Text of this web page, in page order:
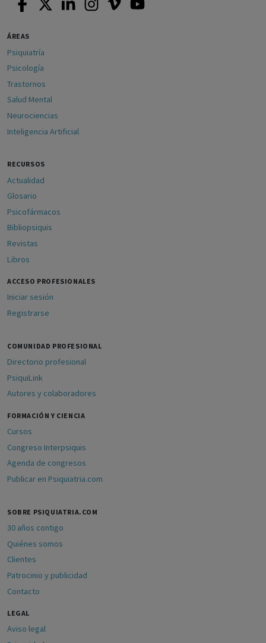
ÁREAS
Psiquiatría
Psicología
Trastornos
Salud Mental
Neurociencias
Inteligencia Artificial
RECURSOS
Actualidad
Glosario
Psicofármacos
Bibliopsiquis
Revistas
Libros
ACCESO PROFESIONALES
Iniciar sesión
Registrarse
COMUNIDAD PROFESIONAL
Directorio profesional
PsiquiLink
Autores y colaboradores
FORMACIÓN Y CIENCIA
Cursos
Congreso Interpsiquis
Agenda de congresos
Publicar en Psiquiatria.com
SOBRE PSIQUIATRIA.COM
30 años contigo
Quiénes somos
Clientes
Patrocinio y publicidad
Contacto
LEGAL
Aviso legal